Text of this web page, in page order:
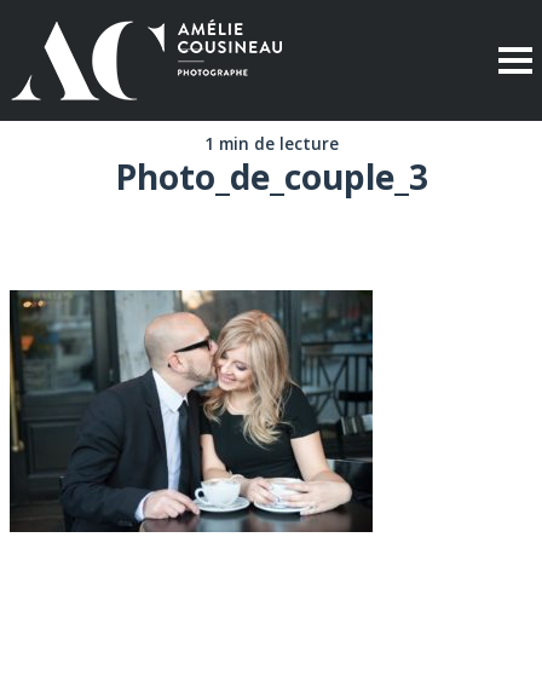
1 min de lecture
Photo_de_couple_3